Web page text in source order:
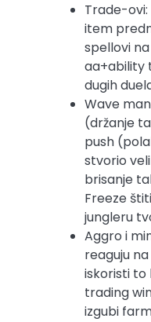
Trade-
item
spellovi
aa+ability
dugih
Wave
(držanje
push
stvorio
brisanje
Freeze
jungleru
Aggro i
reaguju
iskoristi to
trading
izgubi